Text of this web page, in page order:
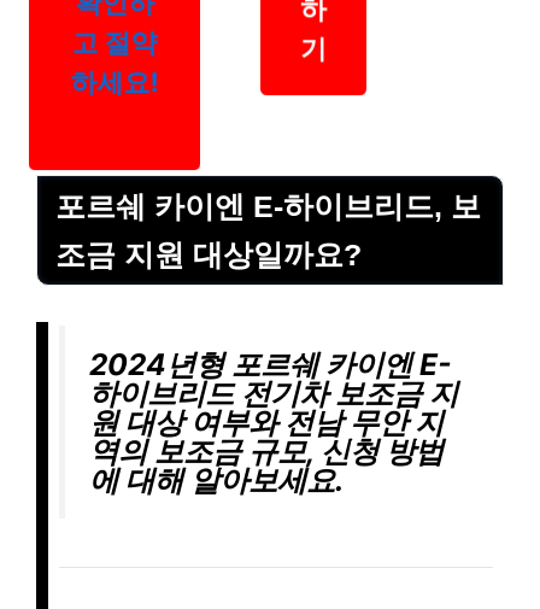
고 절약
하세요!
기
포르쉐 카이엔 E-하이브리드, 보
조금 지원 대상일까요?
2024년형 포르쉐 카이엔 E-
하이브리드 전기차 보조금 지
원 대상 여부와 전남 무안 지
역의 보조금 규모, 신청 방법
에 대해 알아보세요.